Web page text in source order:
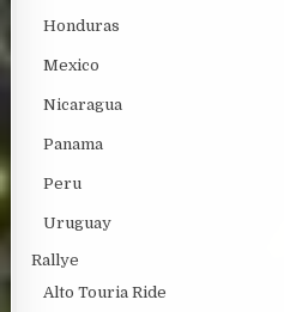
Honduras
Mexico
Nicaragua
Panama
Peru
Uruguay
Rallye
Alto Touria Ride